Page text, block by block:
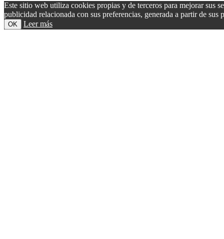
Este sitio web utiliza cookies propias y de terceros para mejorar sus
publicidad relacionada con sus preferencias, generada a partir de
OK Leer más